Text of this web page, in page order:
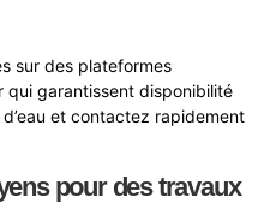
sur des plateformes
qui garantissent disponibilité
et contactez rapidement
pour des travaux